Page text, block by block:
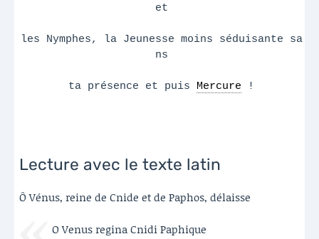
et
les Nymphes, la Jeunesse moins séduisante sa
ns
ta présence et puis Mercure !
Lecture avec le texte latin
Ô Vénus, reine de Cnide et de Paphos, délaisse
O Venus regina Cnidi Paphique